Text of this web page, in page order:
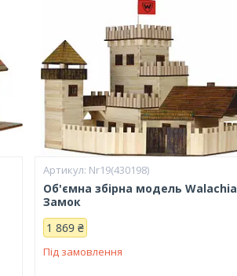
Nr19(430198)
Об'ємна збірна модель Walachia
Замок
1 869 ₴
Під замовлення